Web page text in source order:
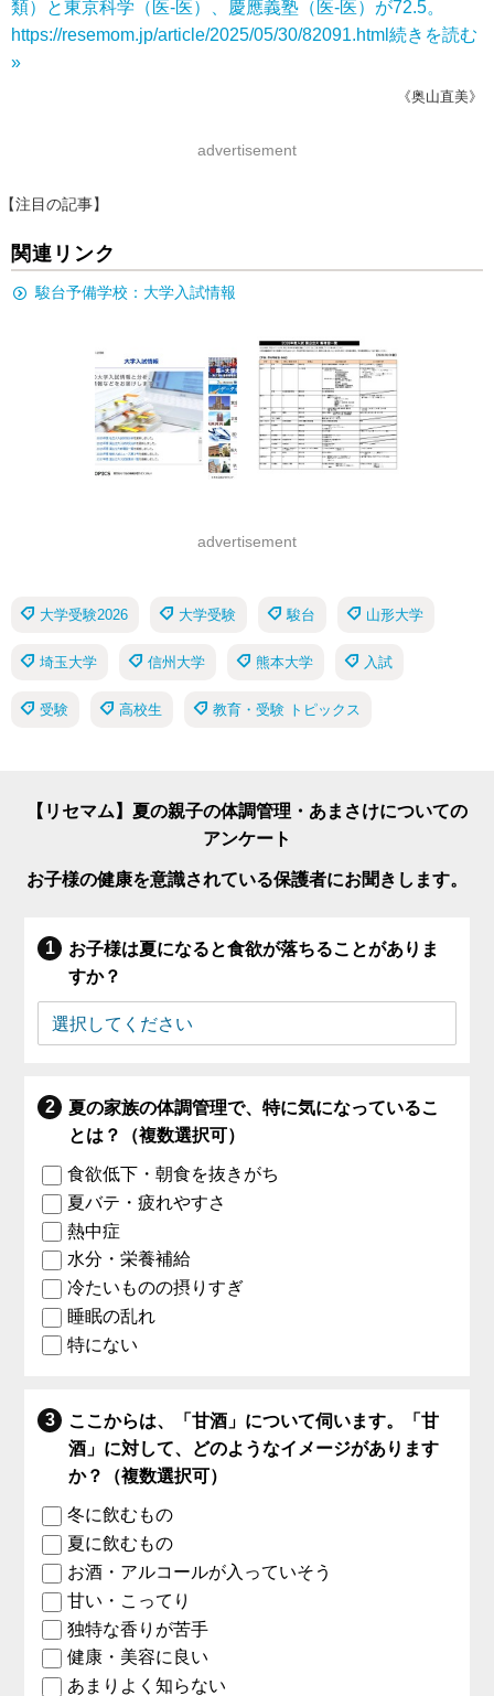
類）と東京科学（医-医）、慶應義塾（医-医）が72.5。
https://resemom.jp/article/2025/05/30/82091.html 続きを読む
»
《奥山直美》
advertisement
【注目の記事】
関連リンク
駿台予備学校：大学入試情報
advertisement
大学受験2026 大学受験 駿台 山形大学
埼玉大学 信州大学 熊本大学 入試
受験 高校生 教育・受験 トピックス
【リセマム】夏の親子の体調管理・あまさけについての
アンケート
お子様の健康を意識されている保護者にお聞きします。
お子様は夏になると食欲が落ちることがありま
すか？
夏の家族の体調管理で、特に気になっているこ
とは？（複数選択可）
食欲低下・朝食を抜きがち
夏バテ・疲れやすさ
熱中症
水分・栄養補給
冷たいものの摂りすぎ
睡眠の乱れ
特にない
ここからは、「甘酒」について伺います。「甘
酒」に対して、どのようなイメージがあります
か？（複数選択可）
冬に飲むもの
夏に飲むもの
お酒・アルコールが入っていそう
甘い・こってり
独特な香りが苦手
健康・美容に良い
あまりよく知らない